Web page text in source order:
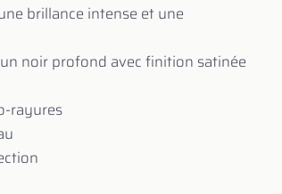
brillance intense et une
noir profond avec finition satinée
rayures